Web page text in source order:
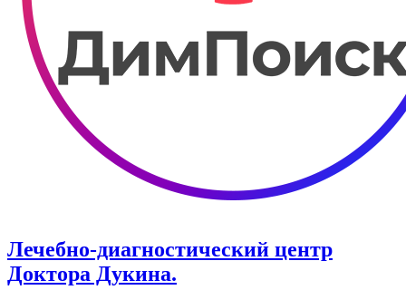
Лечебно-диагностический центр
Доктора Дукина.